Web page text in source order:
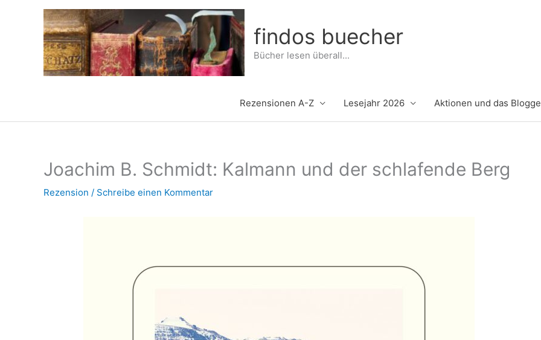
findos buecher
Bücher lesen überall...
Rezensionen A-Z Lesejahr 2026 Aktionen und das
Joachim B. Schmidt: Kalmann und der schlafende Berg
Rezension / Schreibe einen Kommentar